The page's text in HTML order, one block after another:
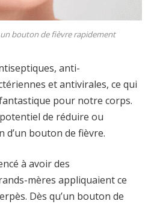
bouton de fièvre rapidement
anti-
et antivirales, ce qui
pour notre corps.
de réduire ou
d’un bouton de fièvre.
à avoir des
mères appliquaient ce
Dès qu’un bouton de